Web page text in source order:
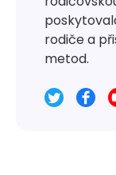
rodiče a
metod.